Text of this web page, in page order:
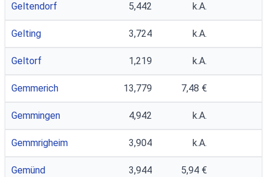
Geltendorf 5,442 k.A.
Gelting 3,724 k.A.
Geltorf 1,219 k.A.
Gemmerich 13,779 7,48 €
Gemmingen 4,942 k.A.
Gemmrigheim 3,904 k.A.
Gemünd 3,944 5,94 €